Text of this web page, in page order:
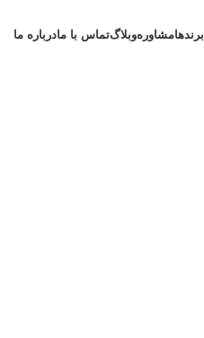
برندهامشاورهوبلاگتماس با مادرباره ما